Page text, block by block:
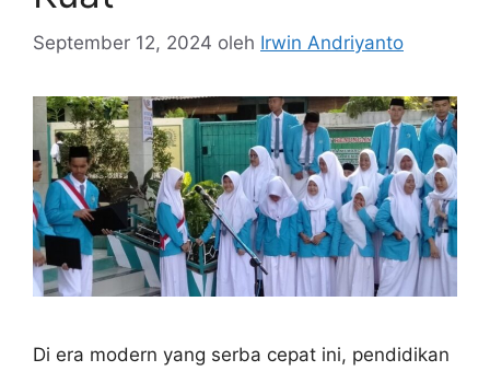
September 12, 2024 oleh Irwin Andriyanto
Di era modern yang serba cepat ini, pendidikan